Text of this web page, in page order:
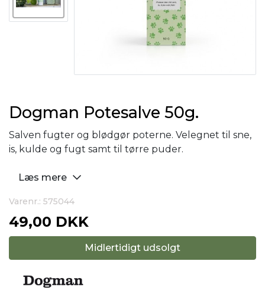
Dogman Potesalve 50g.
Salven fugter og blødgør poterne. Velegnet til sne,
is, kulde og fugt samt til tørre puder.
Læs mere
Varenr.: 575044
49,00 DKK
Midlertidigt udsolgt